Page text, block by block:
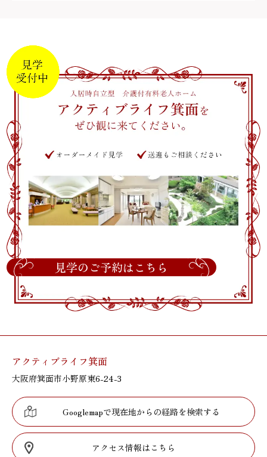
見学のご予約はこちら
アクティブライフ箕面
大阪府箕面市小野原東6-24-3
Googlemapで現在地からの経路を検索する
アクセス情報はこちら